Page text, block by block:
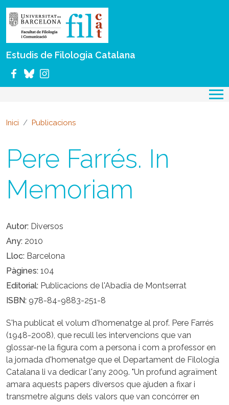
Estudis de Filologia Catalana
Inici Publicacions
Pere Farrés. In
Memoriam
Autor Diversos
Any 2010
Lloc Barcelona
Pàgines 104
Editorial Publicacions de l'Abadia de Montserrat
ISBN 978-84-9883-251-8
S'ha publicat el volum d'homenatge al prof. Pere Farrés
(1948-2008), que recull les intervencions que van
glossar-ne la figura com a persona i com a professor en
la jornada d'homenatge que el Departament de Filologia
Catalana li va dedicar l'any 2009. "Un profund agraïment
amara aquests papers diversos que ajuden a fixar i
transmetre alguns dels valors que van concórrer en